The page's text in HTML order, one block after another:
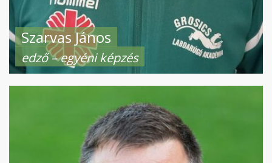
Szarvas János
edző – egyéni képzés